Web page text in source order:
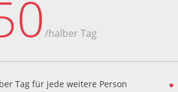
/halber Tag
Tag für jede weitere Person